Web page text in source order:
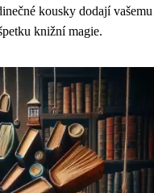
kousky dodají vašemu
knižní magie.